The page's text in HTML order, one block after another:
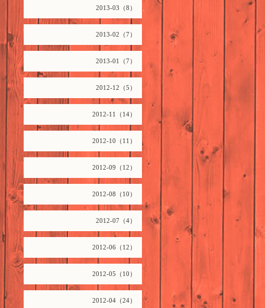
2013-03（8）
2013-02（7）
2013-01（7）
2012-12（5）
2012-11（14）
2012-10（11）
2012-09（12）
2012-08（10）
2012-07（4）
2012-06（12）
2012-05（10）
2012-04（24）